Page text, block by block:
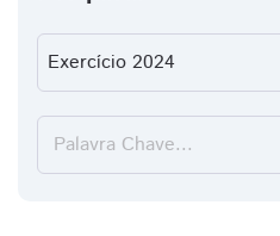
Palavra Chave...